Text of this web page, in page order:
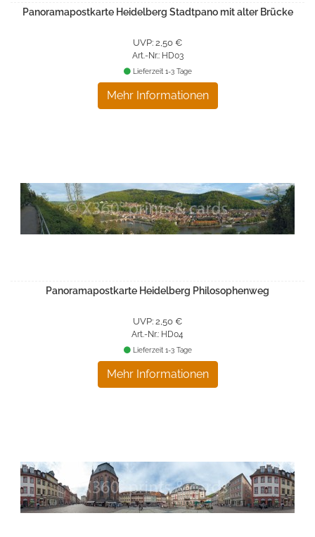
Panoramapostkarte Heidelberg Stadtpano mit alter Brücke
UVP: 2,50 €
Art.-Nr.: HD03
Mehr Informationen
Lieferzeit 1-3 Tage
Panoramapostkarte Heidelberg Philosophenweg
UVP: 2,50 €
Art.-Nr.: HD04
Mehr Informationen
Lieferzeit 1-3 Tage